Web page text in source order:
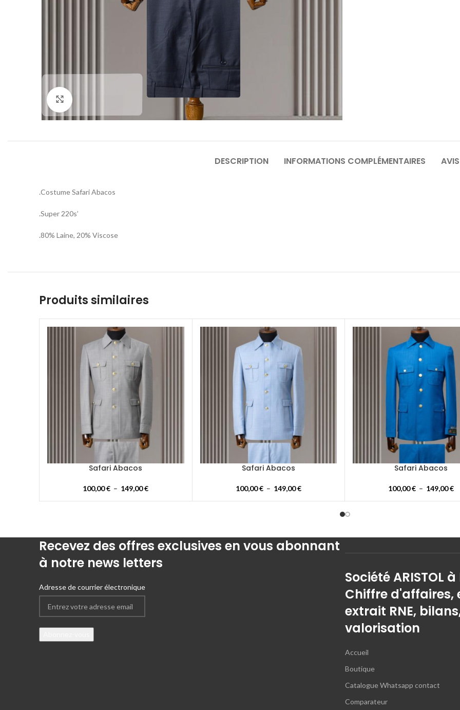
DESCRIPTION INFORMATIONS COMPLÉMENTAIRES
.Costume Safari Abacos
.Super 220s’
.80% Laine, 20% Viscose
Produits similaires
Safari Abacos
100,00€ – 149,00€
Safari Abacos
100,00€ – 149,00€
Safari Abacos
100,00€ – 149,00€
Recevez des offres exclusives en vous abonnant
à notre news letters
Adresse de courrier électronique
Société ARISTOL
Chiffre d'affaires,
extrait RNE,
valorisation
Accueil
Boutique
Catalogue Whatsapp contact
Comparateur